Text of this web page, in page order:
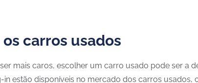
carros usados
mais caros, escolher um carro usado pode ser a
estão disponíveis no mercado dos carros